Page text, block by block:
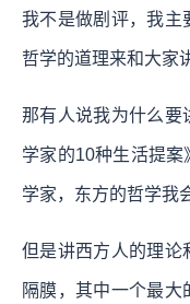
我不是做剧评，我主
哲学的道理来和大家
那有人说我为什么要
学家的10种生活提
学家，东方的哲学我
但是讲西方人的理论
隔膜，其中一个最